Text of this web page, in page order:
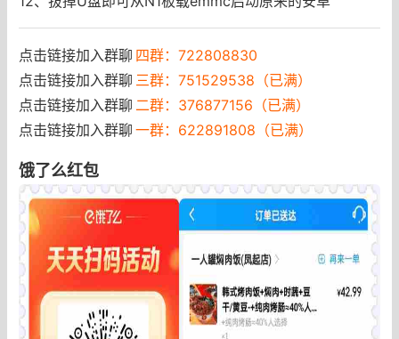
点击链接加入群聊 四群：722808830
点击链接加入群聊 三群：751529538（已满）
点击链接加入群聊 二群：376877156（已满）
点击链接加入群聊 一群：622891808（已满）
饿了么红包